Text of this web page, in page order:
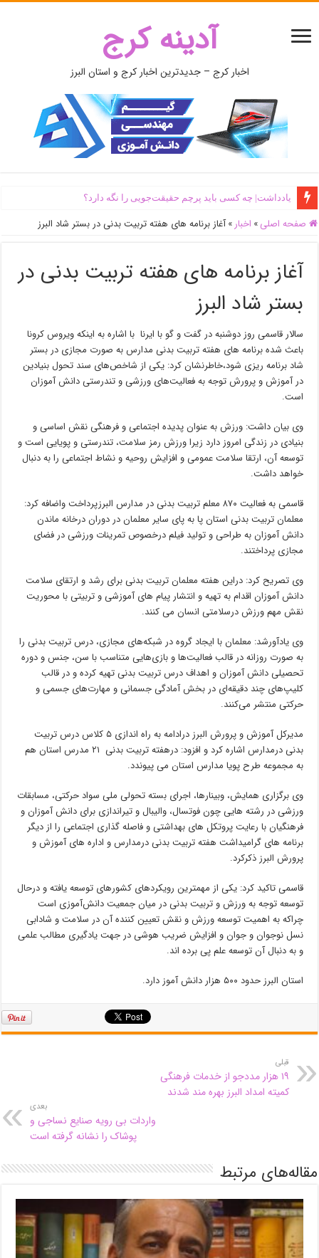
آدینه کرج
اخبار کرج – جدیدترین اخبار کرج و استان البرز
یادداشت| ‌چه کسی باید پرچم حقیقت‌جویی را نگه دارد؟
صفحه اصلی » اخبار » آغاز برنامه های هفته تربیت بدنی در بستر شاد البرز
آغاز برنامه های هفته تربیت بدنی در
بستر شاد البرز
سالار قاسمی روز دوشنبه در گفت و گو با ایرنا با اشاره به اینکه ویروس کرونا
باعث شده برنامه های هفته تربیت بدنی مدارس به صورت مجازی در بستر
شاد برنامه ریزی شود،خاطرنشان کرد: یکی از شاخص‌های سند تحول بنیادین
در آموزش و پرورش توجه به فعالیت‌های ورزشی و تندرستی دانش آموزان
است.
وی بیان داشت: ورزش به عنوان پدیده اجتماعی و فرهنگی نقش اساسی و
بنیادی در زندگی امروز دارد زیرا ورزش رمز سلامت، تندرستی و پویایی است و
توسعه آن، ارتقا سلامت عمومی و افزایش روحیه و نشاط اجتماعی را به دنبال
خواهد داشت.
قاسمی به فعالیت ۸۷۰ معلم تربیت بدنی در مدارس البرزپرداخت واضافه کرد:
معلمان تربیت بدنی استان پا به پای سایر معلمان در دوران درخانه ماندن
دانش آموزان به طراحی و تولید فیلم درخصوص تمرینات ورزشی در فضای
مجازی پرداختند.
وی تصریح کرد: دراین هفته معلمان تربیت بدنی برای رشد و ارتقای سلامت
دانش آموزان اقدام به تهیه و انتشار پیام های آموزشی و تربیتی با محوریت
نقش مهم ورزش درسلامتی انسان می کنند.
وی یادآورشد: معلمان با ایجاد گروه در شبکه‌های مجازی، درس تربیت بدنی را
به صورت روزانه در قالب فعالیت‌ها و بازی‌هایی متناسب با سن، جنس و دوره
تحصیلی دانش آموزان و اهداف درس تربیت بدنی تهیه کرده و در قالب
کلیپ‌های چند دقیقه‌ای در بخش آمادگی جسمانی و مهارت‌های جسمی و
حرکتی منتشر می‌کنند.
مدیرکل آموزش و پرورش البرز درادامه به راه اندازی ۵ کلاس درس تربیت
بدنی درمدارس اشاره کرد و افزود: درهفته تربیت بدنی ۲۱ مدرس استان هم
به مجموعه طرح پویا مدارس استان می پیوندد.
وی برگزاری همایش، وبینارها، اجرای بسته تحولی ملی سواد حرکتی، مسابقات
ورزشی در رشته هایی چون فوتسال، والیبال و تیراندازی برای دانش آموزان و
فرهنگیان با رعایت پروتکل های بهداشتی و فاصله گذاری اجتماعی را از دیگر
برنامه های گرامیداشت هفته تربیت بدنی درمدارس و اداره های آموزش و
پرورش البرز ذکرکرد.
قاسمی تاکید کرد: یکی از مهمترین رویکردهای کشورهای توسعه یافته و درحال
توسعه توجه به ورزش و تربیت بدنی در میان جمعیت دانش‌آموزی است
چراکه به اهمیت توسعه ورزش و نقش تعیین کننده آن در سلامت و شادابی
نسل نوجوان و جوان و افزایش ضریب هوشی در جهت یادگیری مطالب علمی
و به دنبال آن توسعه علم پی برده اند.
استان البرز حدود ۵۰۰ هزار دانش آموز دارد.
قبلی
۱۹ هزار مددجو از خدمات فرهنگی
کمیته امداد البرز بهره مند شدند
بعدی
واردات بی رویه صنایع نساجی و
پوشاک را نشانه گرفته است
مقاله‌های مرتبط